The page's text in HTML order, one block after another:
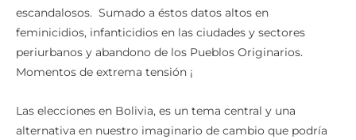
escandalosos. Sumado a éstos datos altos en
feminicidios, infanticidios en las ciudades y sectores
periurbanos y abandono de los Pueblos Originarios.
Momentos de extrema tensión ¡
Las elecciones en Bolivia, es un tema central y una
alternativa en nuestro imaginario de cambio que podría